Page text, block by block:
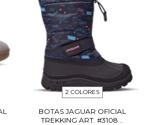
2 COLORES
BOTAS JAGUAR OFICIAL
TREKKING ART. #3108...